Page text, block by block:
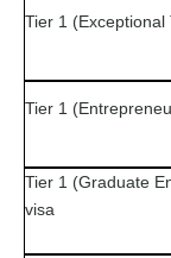
Tier 1 (Exceptional
Tier 1
Tier 1 (Graduate
visa